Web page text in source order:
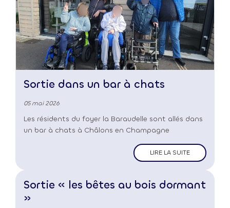
Sortie dans un bar à chats
05 mai 2026
Les résidents du foyer la Baraudelle sont allés dans
un bar à chats à Châlons en Champagne
LIRE LA SUITE
Sortie « les bêtes au bois dormant
»